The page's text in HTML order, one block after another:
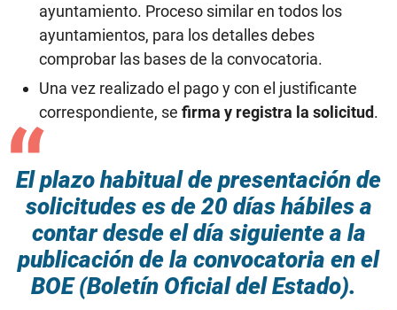
ayuntamiento. Proceso similar en todos los
ayuntamientos, para los detalles debes
comprobar las bases de la convocatoria.
Una vez realizado el pago y con el justificante
correspondiente, se firma y registra la solicitud.
El plazo habitual de presentación de
solicitudes es de 20 días hábiles a
contar desde el día siguiente a la
publicación de la convocatoria en el
BOE (Boletín Oficial del Estado).